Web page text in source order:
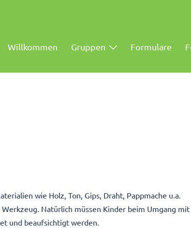
Willkommen Gruppen Formulare
wie Holz, Ton, Gips, Draht, Pappmache u.a.
Natürlich müssen Kinder beim Umgang mit
und beaufsichtigt werden.